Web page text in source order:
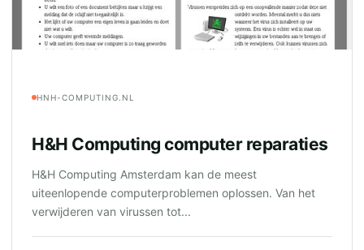
HNH-COMPUTING.NL
H&H Computing computer reparaties
H&H Computing Amsterdam kan de meest
uiteenlopende computerproblemen oplossen. Van het
verwijderen van virussen tot...